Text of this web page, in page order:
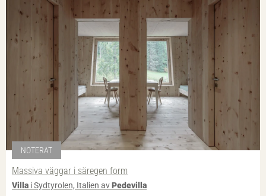
NOTERAT
Massiva väggar i säregen form
Villa i Sydtyrolen, Italien avPedevilla